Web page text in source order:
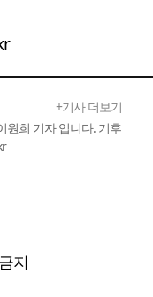
+기사 더보기
원희 기자 입니다. 기후
지